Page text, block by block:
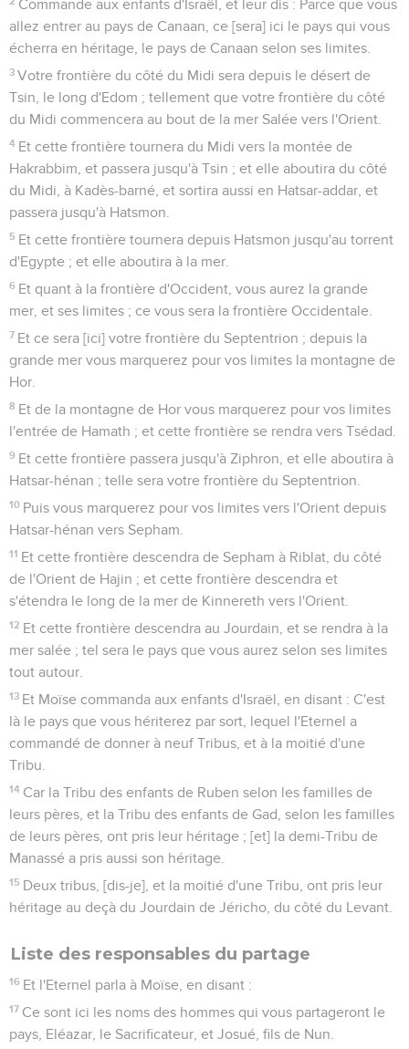
Commande aux enfants d'Israël, et leur dis : Parce que vous
allez entrer au pays de Canaan, ce [sera] ici le pays qui vous
écherra en héritage, le pays de Canaan selon ses limites.
3 Votre frontière du côté du Midi sera depuis le désert de
Tsin, le long d'Edom ; tellement que votre frontière du côté
du Midi commencera au bout de la mer Salée vers l'Orient.
4 Et cette frontière tournera du Midi vers la montée de
Hakrabbim, et passera jusqu'à Tsin ; et elle aboutira du côté
du Midi, à Kadès-barné, et sortira aussi en Hatsar-addar, et
passera jusqu'à Hatsmon.
5 Et cette frontière tournera depuis Hatsmon jusqu'au torrent
d'Egypte ; et elle aboutira à la mer.
6 Et quant à la frontière d'Occident, vous aurez la grande
mer, et ses limites ; ce vous sera la frontière Occidentale.
7 Et ce sera [ici] votre frontière du Septentrion ; depuis la
grande mer vous marquerez pour vos limites la montagne de
Hor.
8 Et de la montagne de Hor vous marquerez pour vos limites
l'entrée de Hamath ; et cette frontière se rendra vers Tsédad.
9 Et cette frontière passera jusqu'à Ziphron, et elle aboutira à
Hatsar-hénan ; telle sera votre frontière du Septentrion.
10 Puis vous marquerez pour vos limites vers l'Orient depuis
Hatsar-hénan vers Sepham.
11 Et cette frontière descendra de Sepham à Riblat, du côté
de l'Orient de Hajin ; et cette frontière descendra et
s'étendra le long de la mer de Kinnereth vers l'Orient.
12 Et cette frontière descendra au Jourdain, et se rendra à la
mer salée ; tel sera le pays que vous aurez selon ses limites
tout autour.
13 Et Moïse commanda aux enfants d'Israël, en disant : C'est
là le pays que vous hériterez par sort, lequel l'Eternel a
commandé de donner à neuf Tribus, et à la moitié d'une
Tribu.
14 Car la Tribu des enfants de Ruben selon les familles de
leurs pères, et la Tribu des enfants de Gad, selon les familles
de leurs pères, ont pris leur héritage ; [et] la demi-Tribu de
Manassé a pris aussi son héritage.
15 Deux tribus, [dis-je], et la moitié d'une Tribu, ont pris leur
héritage au deçà du Jourdain de Jéricho, du côté du Levant.
Liste des responsables du partage
16 Et l'Eternel parla à Moïse, en disant :
17 Ce sont ici les noms des hommes qui vous partageront le
pays, Eléazar, le Sacrificateur, et Josué, fils de Nun.